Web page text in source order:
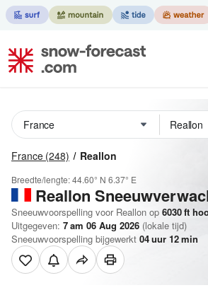
France (248) Reallon
Breedte/lengte:44.60° N 6.37° E
Reallon
Sneeuwvoorspelling voor Reallon op 6030ft
Uitgegeven: 7 am 06 Aug 2026 (lokale tijd)
Sneeuwvoorspelling bijgewerkt 04uur 12min